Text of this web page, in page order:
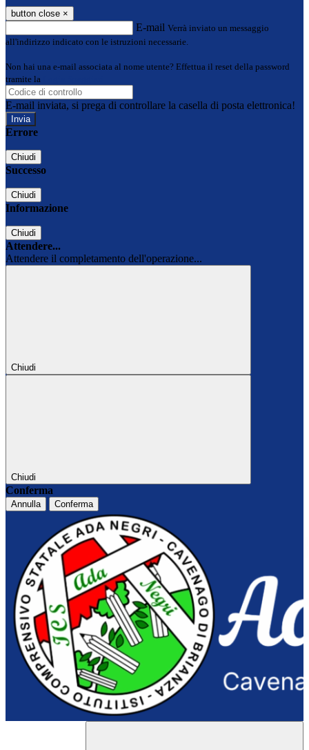
button close ×
E-mail Verrà inviato un messaggio
all'indirizzo indicato con le istruzioni necessarie.
Non hai una e-mail associata al nome utente? Effettua il reset della password
tramite la
E-mail inviata, si prega di controllare la casella di posta elettronica!
Errore
Chiudi
Successo
Chiudi
Informazione
Chiudi
Attendere...
Attendere il completamento dell'operazione...
Chiudi
Chiudi
Conferma
Annulla Conferma